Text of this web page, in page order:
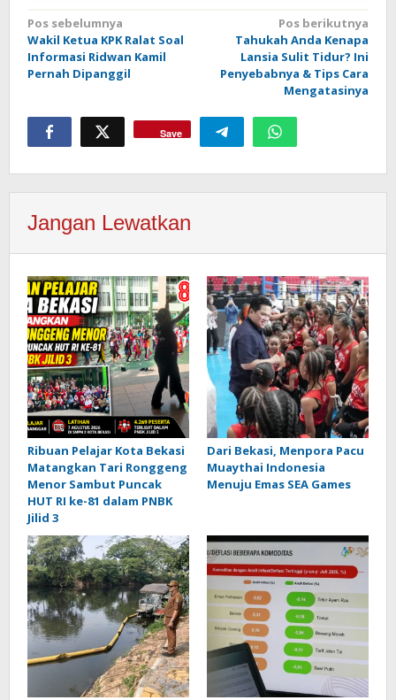
Navigasi
pos
Pos sebelumnya
Wakil Ketua KPK Ralat Soal
Informasi Ridwan Kamil
Pernah Dipanggil
Pos berikutnya
Tahukah Anda Kenapa
Lansia Sulit Tidur? Ini
Penyebabnya & Tips Cara
Mengatasinya
Save
Jangan Lewatkan
Ribuan Pelajar Kota Bekasi
Matangkan Tari Ronggeng
Menor Sambut Puncak
HUT RI ke-81 dalam PNBK
Jilid 3
Dari Bekasi, Menpora Pacu
Muaythai Indonesia
Menuju Emas SEA Games